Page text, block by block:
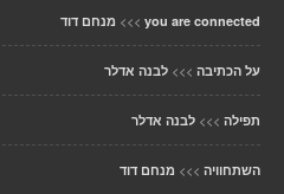
you are connected
>>> מנחם דוד
על הכתיבה >>> לבנה אדלר
תפילה >>> לבנה אדלר
השתחוויה >>> מנחם דוד